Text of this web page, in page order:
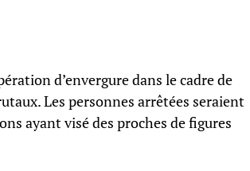
d’envergure dans le cadre de
Les personnes arrêtées seraient
ayant visé des proches de figures